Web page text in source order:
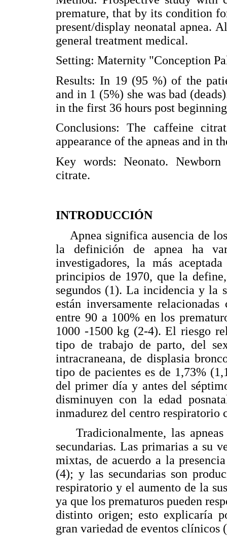
premature, that by its condition
present/display neonatal apnea.
general treatment medical.
Setting: Maternity "Conception
Results: In 19 (95 %) of the
and in 1 (5%) she was bad
in the first 36 hours post
Conclusions: The caffeine
appearance of the apneas and in
Key words: Neonato.
citrate.
INTRODUCCIÓN
Apnea significa ausencia de
la definición de apnea ha
investigadores, la más
principios de 1970, que la
segundos (1). La incidencia y la
están inversamente
entre 90 a 100% en los
1000 -1500 kg (2-4). El riesgo
tipo de trabajo de parto, del
intracraneana, de displasia
tipo de pacientes es de 1,73%
del primer día y antes del
disminuyen con la edad
inmadurez del centro respiratorio
Tradicionalmente, las apneas
secundarias. Las primarias a su
mixtas, de acuerdo a la
(4); y las secundarias son
respiratorio y el aumento de la
ya que los prematuros pueden
distinto origen; esto explicaría
gran variedad de eventos clínicos